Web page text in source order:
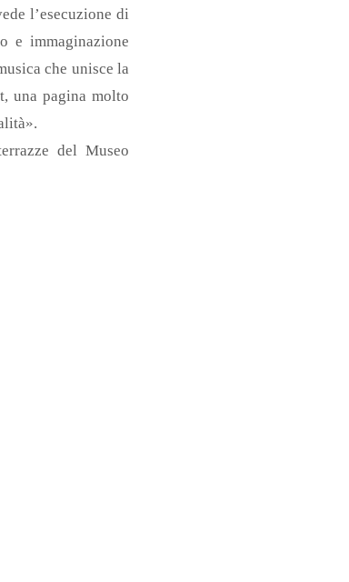
l’esecuzione di
e immaginazione
che unisce la
una pagina molto
del Museo